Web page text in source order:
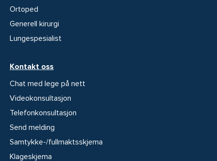
Ortoped
Generell kirurgi
Lungespesialist
Kontakt oss
Chat med lege på nett
Videokonsultasjon
Telefonkonsultasjon
Send melding
Samtykke-/fullmaktsskjema
Klageskjema